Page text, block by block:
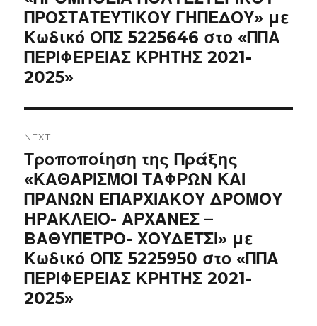
ΠΡΟΣΤΑΤΕΥΤΙΚΟΥ ΓΗΠΕΔΟΥ» με
Κωδικό ΟΠΣ 5225646 στο «ΠΠΑ
ΠΕΡΙΦΕΡΕΙΑΣ ΚΡΗΤΗΣ 2021-
2025»
NEXT
Next
post:
Τροποποίηση της Πράξης
«ΚΑΘΑΡΙΣΜΟΙ ΤΑΦΡΩΝ ΚΑΙ
ΠΡΑΝΩΝ ΕΠΑΡΧΙΑΚΟΥ ΔΡΟΜΟΥ
ΗΡΑΚΛΕΙΟ- ΑΡΧΑΝΕΣ –
ΒΑΘΥΠΕΤΡΟ- ΧΟΥΔΕΤΣΙ» με
Κωδικό ΟΠΣ 5225950 στο «ΠΠΑ
ΠΕΡΙΦΕΡΕΙΑΣ ΚΡΗΤΗΣ 2021-
2025»